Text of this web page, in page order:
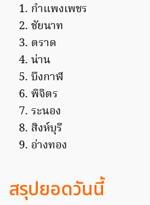
กำแพงเพชร
ชัยนาท
ตราด
น่าน
บึงกาฬ
พิจิตร
ระนอง
สิงห์บุรี
อ่างทอง
สรุปยอดวันนี้